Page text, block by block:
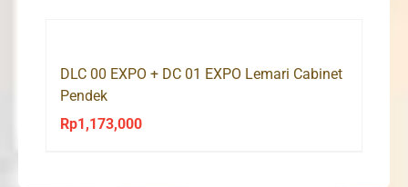
DLC 00 EXPO + DC 01 EXPO Lemari Cabinet
Pendek
Rp1,173,000